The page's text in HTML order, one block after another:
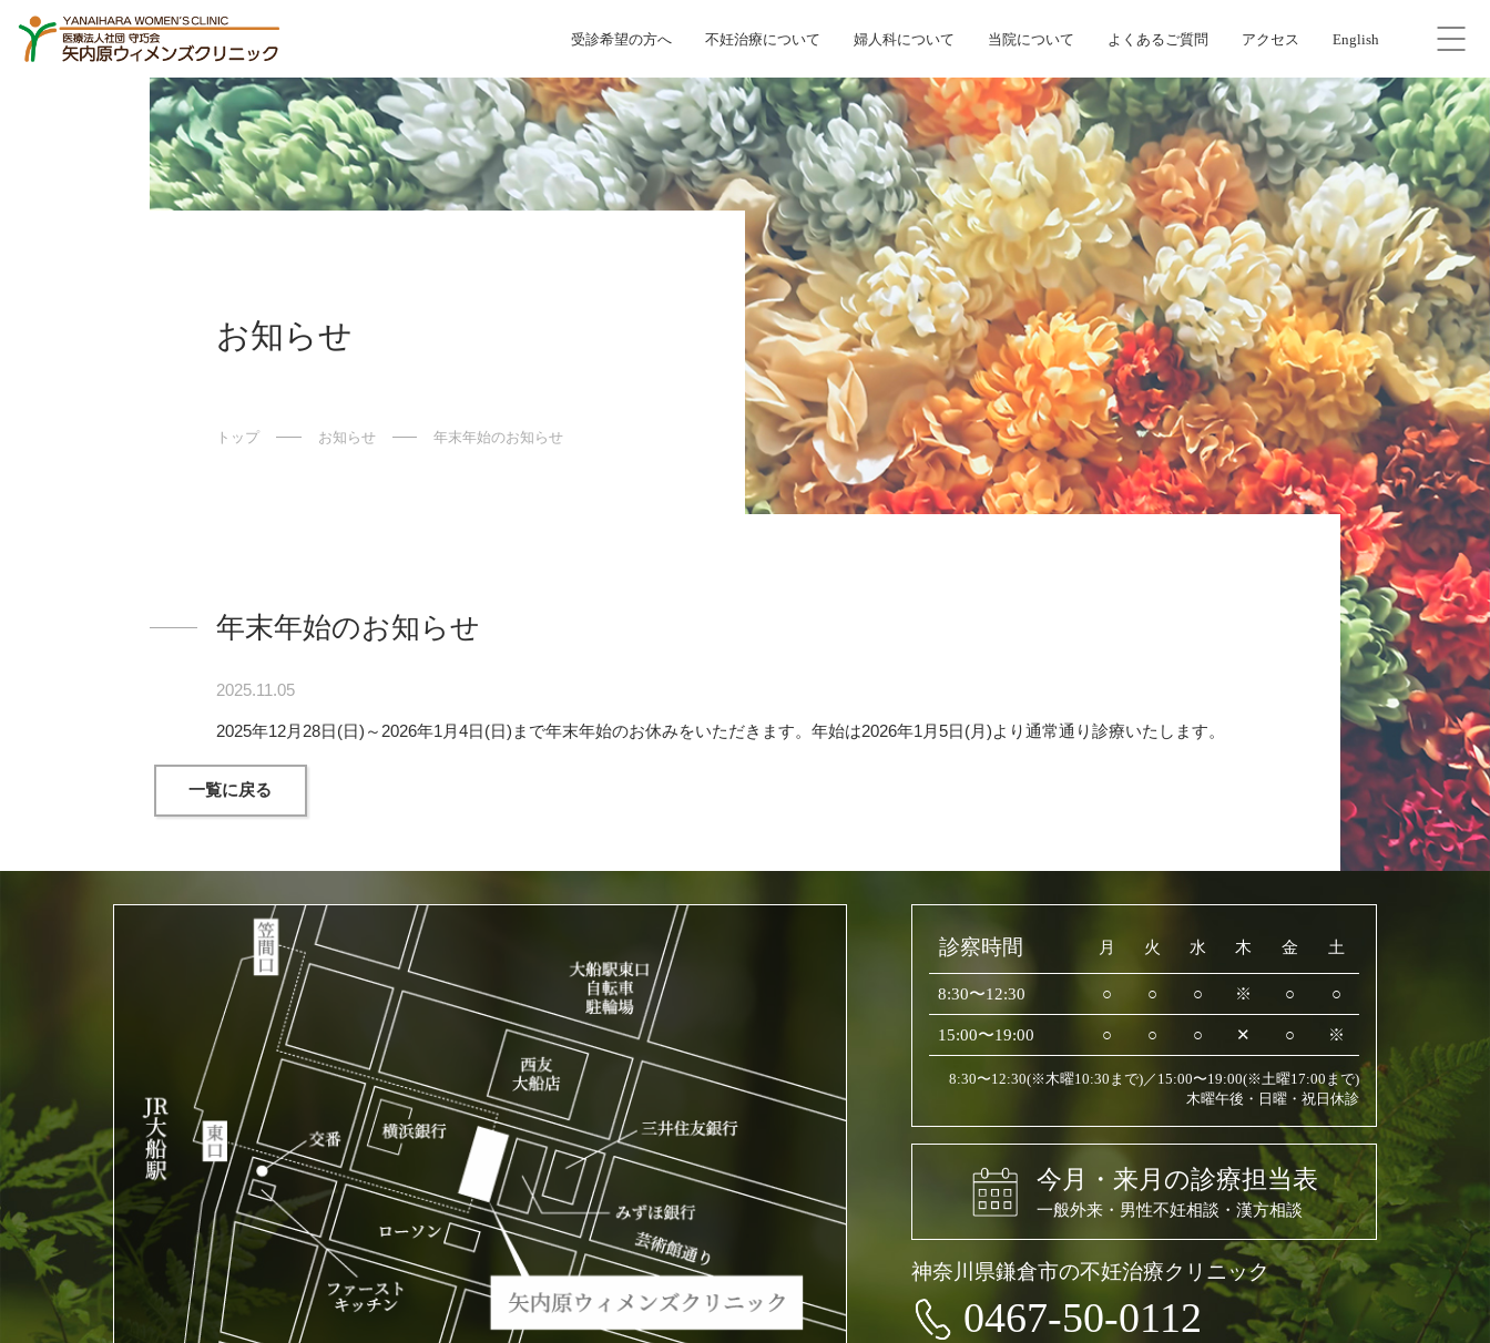
受診希望の方へ 不妊治療について 婦人科について 当院について よくあるご質問 アクセス English
お知らせ
トップ お知らせ 年末年始のお知らせ
年末年始のお知らせ
2025.11.05
2025年12月28日(日)～2026年1月4日(日)まで年末年始のお休みをいただきます。年始は2026年1月5日(月)より通常通り診療いたします。
一覧に戻る
診察時間 月 火 水 木 金 土
8:30〜12:30 ○ ○ ○ ※ ○ ○
15:00〜19:00 ○ ○ ○ ✕ ○ ※
8:30〜12:30(※木曜10:30まで)／15:00〜19:00(※土曜17:00まで)
木曜午後・日曜・祝日休診
今月・来月の診療担当表
一般外来・男性不妊相談・漢方相談
神奈川県鎌倉市の不妊治療クリニック
0467-50-0112